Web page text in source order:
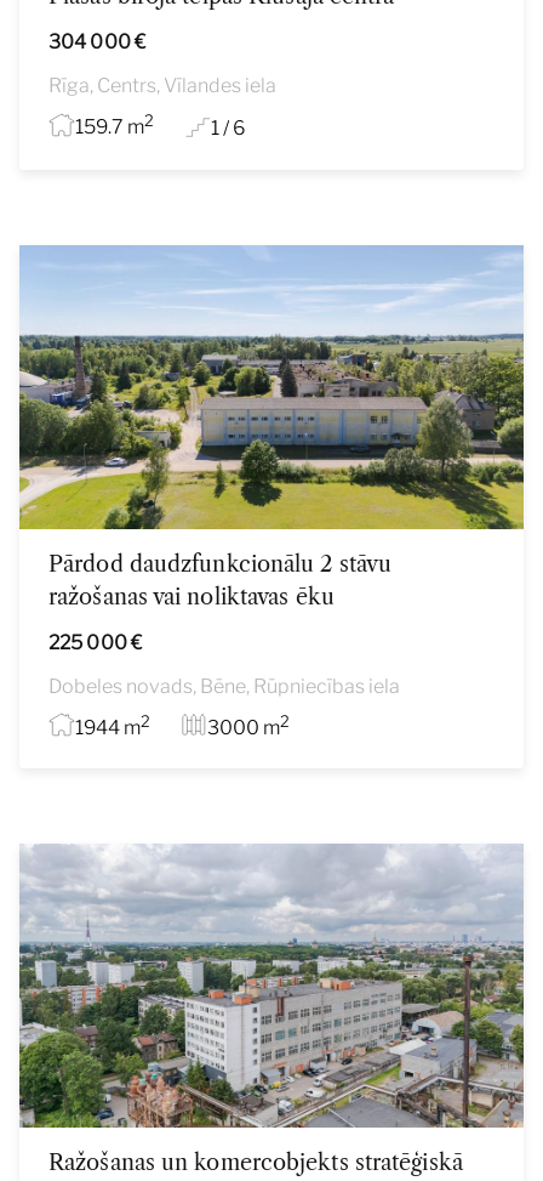
304 000 €
Rīga, Centrs, Vīlandes iela
159.7 m2 1 / 6
Pārdod daudzfunkcionālu 2 stāvu
ražošanas vai noliktavas ēku
225 000 €
Dobeles novads, Bēne, Rūpniecības iela
1944 m2 3000 m2
Ražošanas un komercobjekts stratēģiskā